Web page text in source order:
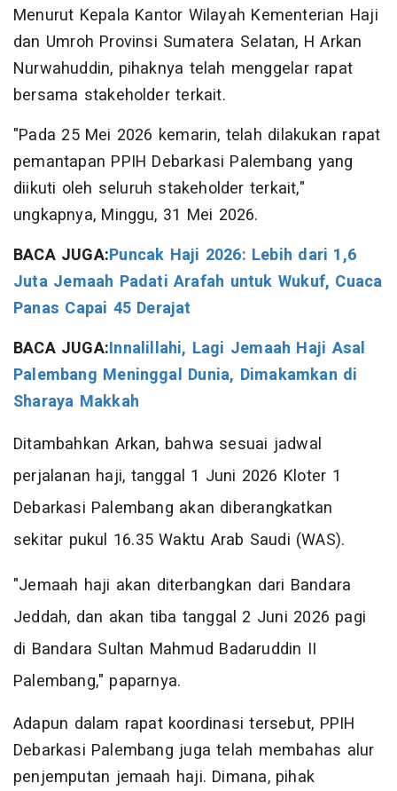
Menurut Kepala Kantor Wilayah Kementerian Haji
dan Umroh Provinsi Sumatera Selatan, H Arkan
Nurwahuddin, pihaknya telah menggelar rapat
bersama stakeholder terkait.
"Pada 25 Mei 2026 kemarin, telah dilakukan rapat
pemantapan PPIH Debarkasi Palembang yang
diikuti oleh seluruh stakeholder terkait,"
ungkapnya, Minggu, 31 Mei 2026.
BACA JUGA:Puncak Haji 2026: Lebih dari 1,6
Juta Jemaah Padati Arafah untuk Wukuf, Cuaca
Panas Capai 45 Derajat
BACA JUGA:Innalillahi, Lagi Jemaah Haji Asal
Palembang Meninggal Dunia, Dimakamkan di
Sharaya Makkah
Ditambahkan Arkan, bahwa sesuai jadwal
perjalanan haji, tanggal 1 Juni 2026 Kloter 1
Debarkasi Palembang akan diberangkatkan
sekitar pukul 16.35 Waktu Arab Saudi (WAS).
"Jemaah haji akan diterbangkan dari Bandara
Jeddah, dan akan tiba tanggal 2 Juni 2026 pagi
di Bandara Sultan Mahmud Badaruddin II
Palembang," paparnya.
Adapun dalam rapat koordinasi tersebut, PPIH
Debarkasi Palembang juga telah membahas alur
penjemputan jemaah haji. Dimana, pihak